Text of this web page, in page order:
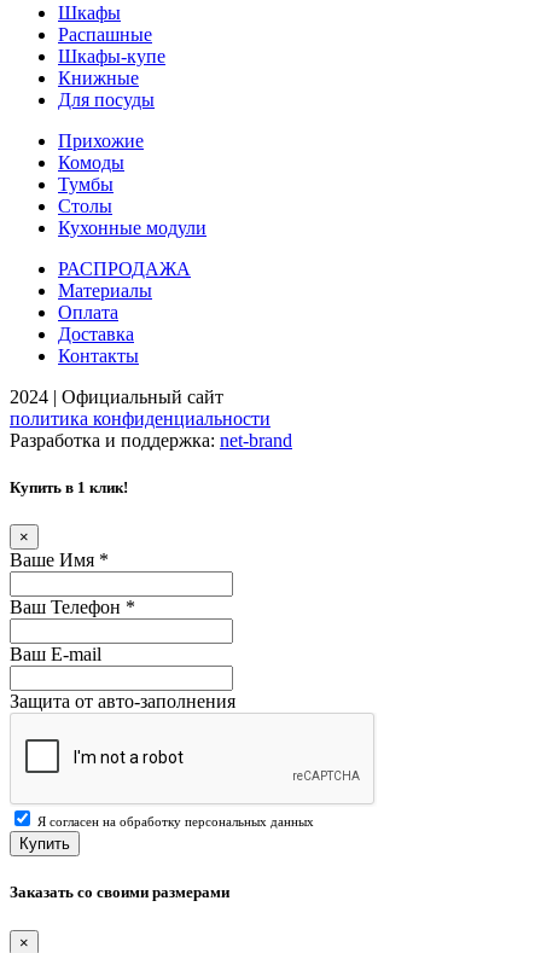
Шкафы
Распашные
Шкафы-купе
Книжные
Для посуды
Прихожие
Комоды
Тумбы
Столы
Кухонные модули
РАСПРОДАЖА
Материалы
Оплата
Доставка
Контакты
2024 | Официальный сайт
политика конфиденциальности
Разработка и поддержка: net-brand
Купить в 1 клик!
×
Ваше Имя *
Ваш Телефон *
Ваш E-mail
Защита от авто-заполнения
Я согласен на обработку персональных данных
Купить
Заказать со своими размерами
×